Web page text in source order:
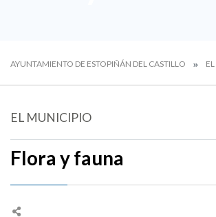
AYUNTAMIENTO DE ESTOPIÑÁN DEL CASTILLO
EL MUNICIPIO
Flora y fauna